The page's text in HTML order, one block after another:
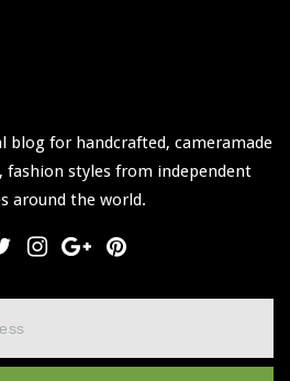
blog for handcrafted, cameramade
styles from independent
around the world.